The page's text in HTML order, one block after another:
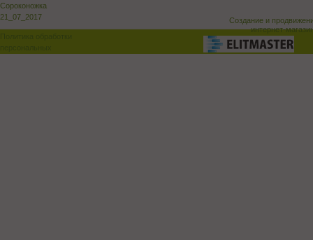
Сороконожка
21_07_2017
Создание и
интернет-